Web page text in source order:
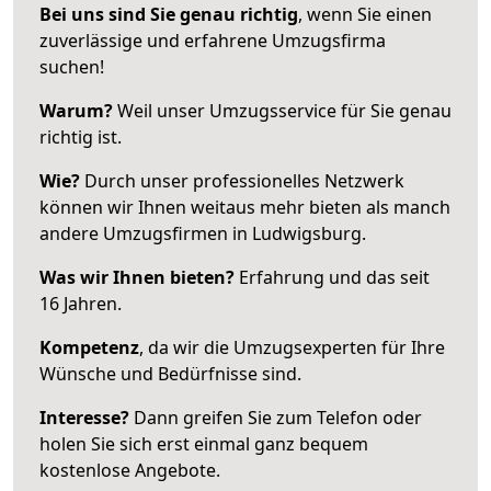
Bei uns sind Sie genau richtig, wenn Sie einen
zuverlässige und erfahrene Umzugsfirma
suchen!
Warum?Weil unser Umzugsservice für Sie genau
richtig ist.
Wie? Durch unser professionelles Netzwerk
können wir Ihnen weitaus mehr bieten als manch
andere Umzugsfirmen in Ludwigsburg.
Was wir Ihnen bieten? Erfahrung und das seit
16 Jahren.
Kompetenz, da wir die Umzugsexperten für Ihre
Wünsche und Bedürfnisse sind.
Interesse? Dann greifen Sie zum Telefon oder
holen Sie sich erst einmal ganz bequem
kostenlose Angebote.